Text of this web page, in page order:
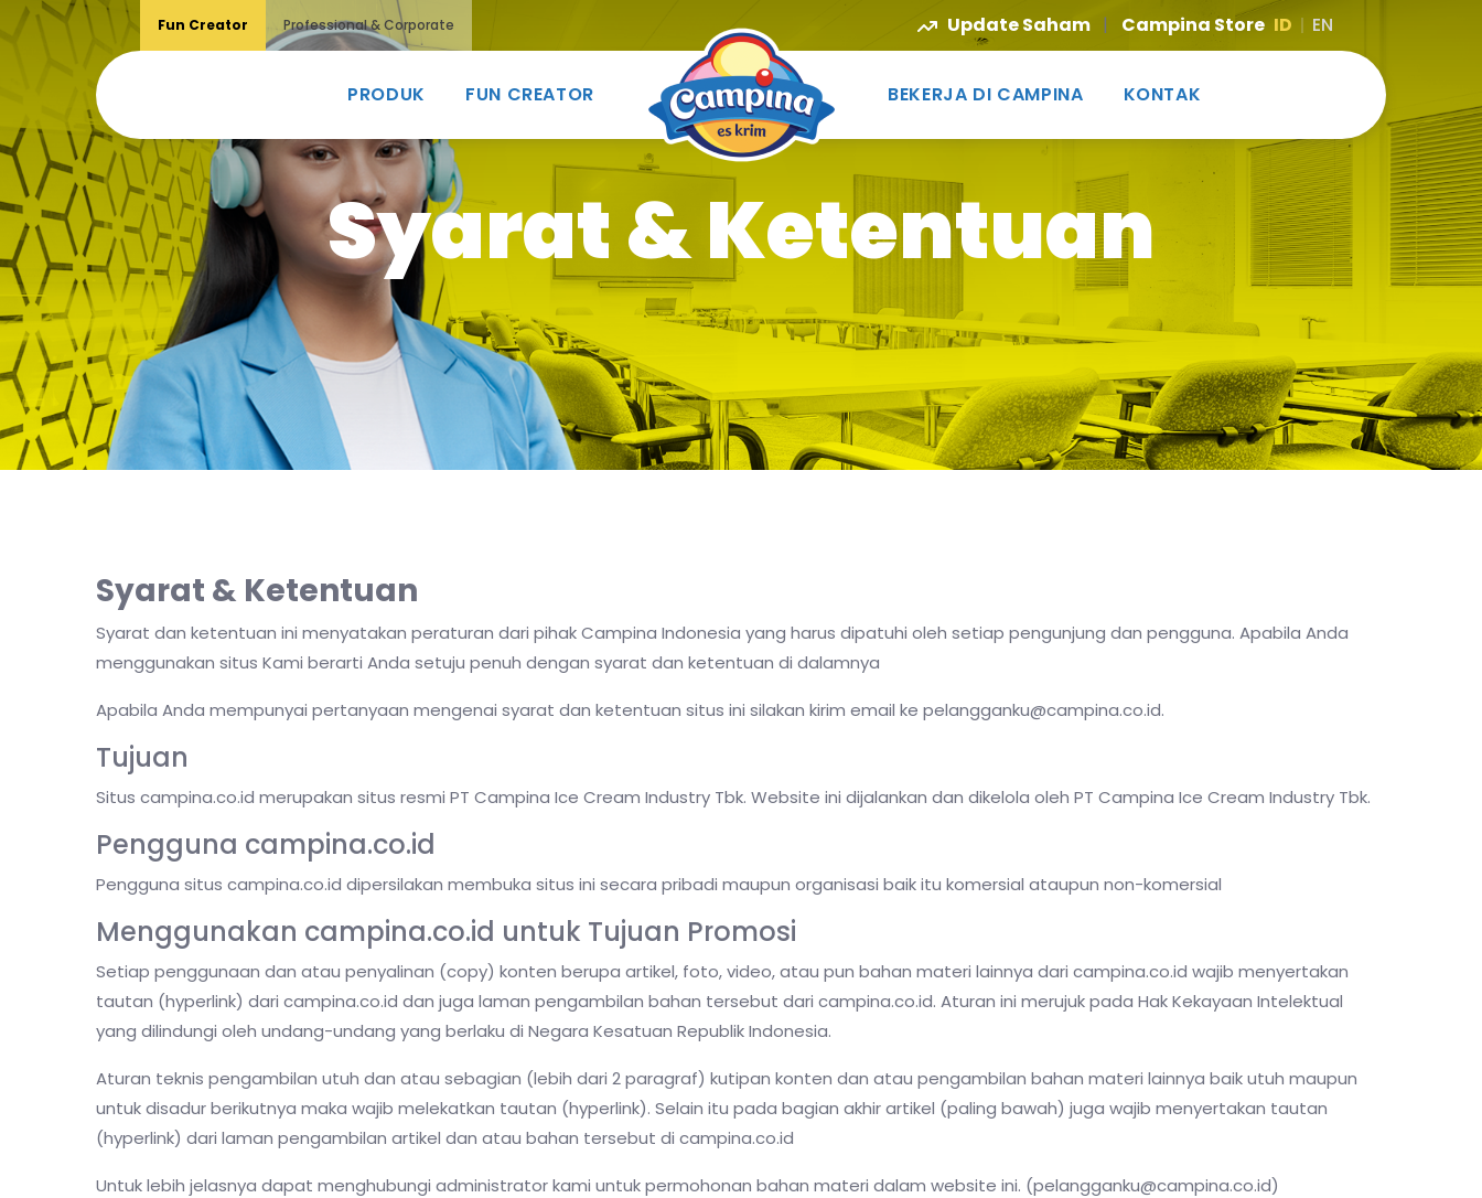
Fun Creator Professional & Corporate Update Saham | Campina Store ID EN
PRODUK FUN CREATOR BEKERJA DI CAMPINA KONTAK
Syarat & Ketentuan
Syarat & Ketentuan
Syarat dan ketentuan ini menyatakan peraturan dari pihak Campina Indonesia yang harus dipatuhi oleh setiap pengunjung dan pengguna. Apabila Anda
menggunakan situs Kami berarti Anda setuju penuh dengan syarat dan ketentuan di dalamnya
Apabila Anda mempunyai pertanyaan mengenai syarat dan ketentuan situs ini silakan kirim email ke pelangganku@campina.co.id.
Tujuan
Situs campina.co.id merupakan situs resmi PT Campina Ice Cream Industry Tbk. Website ini dijalankan dan dikelola oleh PT Campina Ice Cream Industry Tbk.
Pengguna campina.co.id
Pengguna situs campina.co.id dipersilakan membuka situs ini secara pribadi maupun organisasi baik itu komersial ataupun non-komersial
Menggunakan campina.co.id untuk Tujuan Promosi
Setiap penggunaan dan atau penyalinan (copy) konten berupa artikel, foto, video, atau pun bahan materi lainnya dari campina.co.id wajib menyertakan
tautan (hyperlink) dari campina.co.id dan juga laman pengambilan bahan tersebut dari campina.co.id. Aturan ini merujuk pada Hak Kekayaan Intelektual
yang dilindungi oleh undang-undang yang berlaku di Negara Kesatuan Republik Indonesia.
Aturan teknis pengambilan utuh dan atau sebagian (lebih dari 2 paragraf) kutipan konten dan atau pengambilan bahan materi lainnya baik utuh maupun
untuk disadur berikutnya maka wajib melekatkan tautan (hyperlink). Selain itu pada bagian akhir artikel (paling bawah) juga wajib menyertakan tautan
(hyperlink) dari laman pengambilan artikel dan atau bahan tersebut di campina.co.id
Untuk lebih jelasnya dapat menghubungi administrator kami untuk permohonan bahan materi dalam website ini. (pelangganku@campina.co.id)